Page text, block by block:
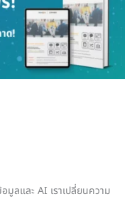
ลและ AI เราเปลี่ยนความ